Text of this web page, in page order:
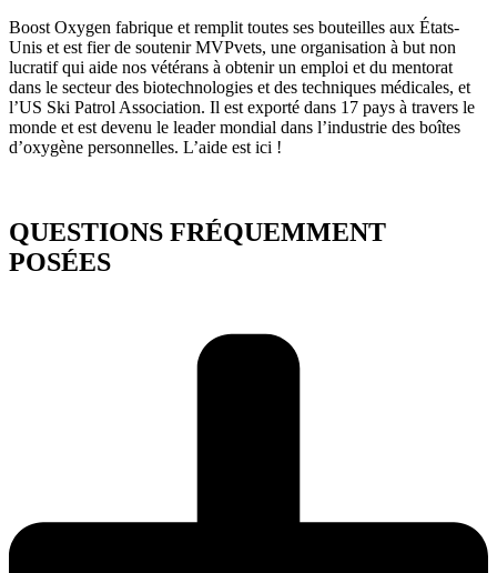
Boost Oxygen fabrique et remplit toutes ses bouteilles aux États-
Unis et est fier de soutenir MVPvets, une organisation à but non
lucratif qui aide nos vétérans à obtenir un emploi et du mentorat
dans le secteur des biotechnologies et des techniques médicales, et
l’US Ski Patrol Association. Il est exporté dans 17 pays à travers le
monde et est devenu le leader mondial dans l’industrie des boîtes
d’oxygène personnelles. L’aide est ici !
QUESTIONS FRÉQUEMMENT
POSÉES